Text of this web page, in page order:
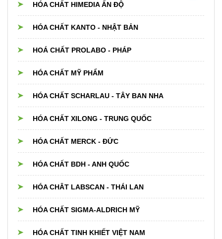
HÓA CHẤT HIMEDIA ẤN ĐỘ
HÓA CHẤT KANTO - NHẬT BẢN
HOÁ CHẤT PROLABO - PHÁP
HÓA CHẤT MỸ PHẨM
HÓA CHẤT SCHARLAU - TÂY BAN NHA
HÓA CHẤT XILONG - TRUNG QUỐC
HÓA CHẤT MERCK - ĐỨC
HÓA CHẤT BDH - ANH QUỐC
HÓA CHÂT LABSCAN - THÁI LAN
HÓA CHẤT SIGMA-ALDRICH MỸ
HÓA CHẤT TINH KHIẾT VIỆT NAM